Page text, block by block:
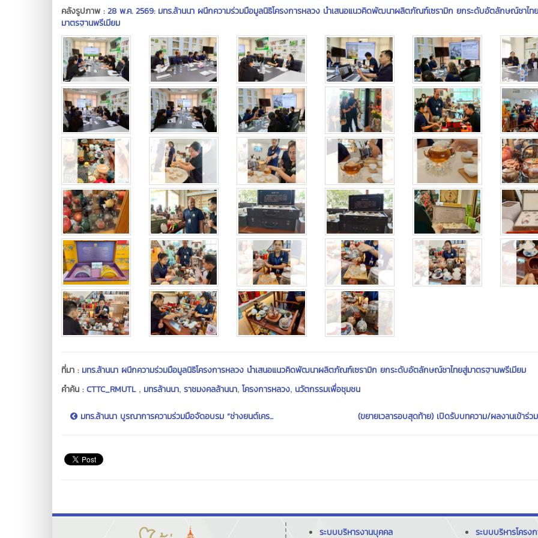
คลังรูปภาพ :28 พ.ค. 2569: มทร.ล้านนา ผนึกความร่วมมือมูลนิธิโครงการหลวง นำเสนอแนวคิดพัฒนาผลิตภัณฑ์เซรามิก ยกระดับอัตลักษณ์ชาไท
มาตรฐานพรีเมียม
ที่มา : มทร.ล้านนา ผนึกความร่วมมือมูลนิธิโครงการหลวง นำเสนอแนวคิดพัฒนาผลิตภัณฑ์เซรามิก ยกระดับอัตลักษณ์ชาไทยสู่มาตรฐานพรีเมียม
คำค้น :CTTC_RMUTL , มทรล้านนา, ราชมงคลล้านนา, โครงการหลวง, นวัตกรรมเพื่อชุมชน
มทร.ล้านนา บูรณาการความร่วมมือจัดอบรม “ช่างยนต์เคร... (ขยายเวลารอบสุดท้าย) เปิดรับบทความ/ผลงานเข้าร่ว
ระบบบริหารงานบุคคล ระบบบริหารโครง